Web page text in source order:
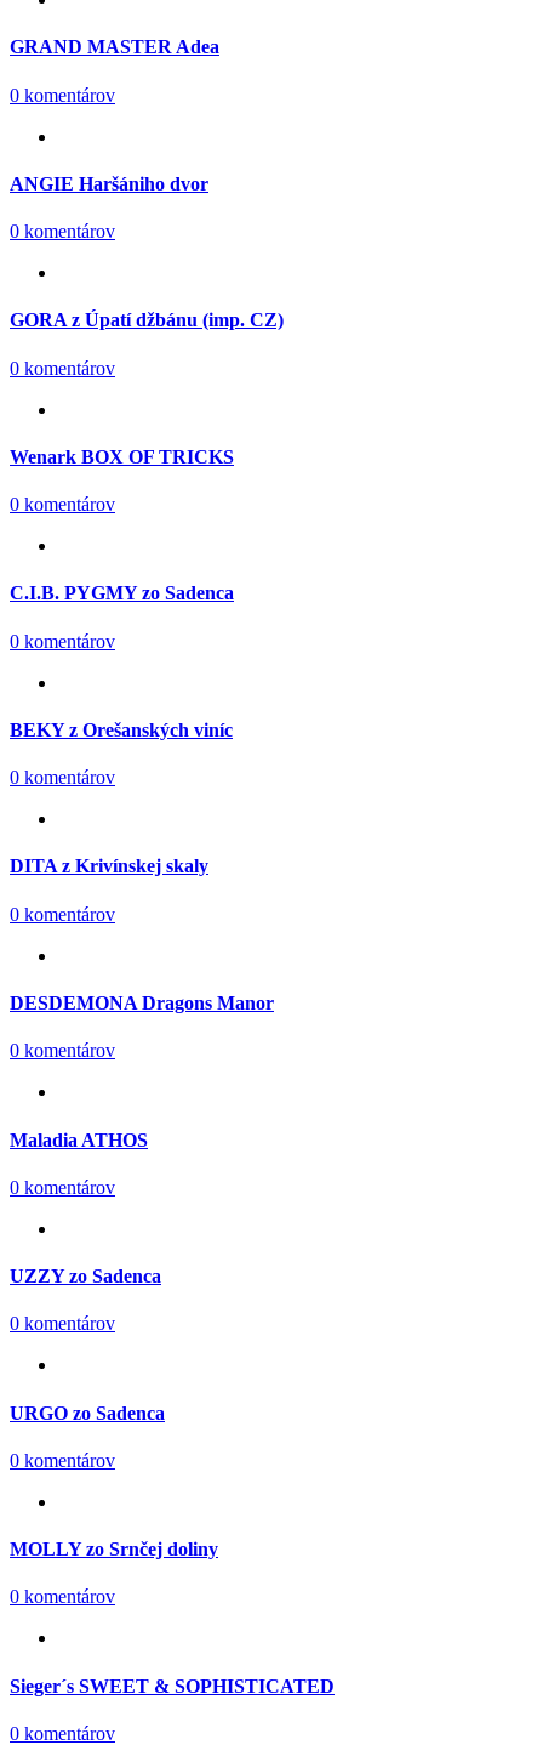
GRAND MASTER Adea
0 komentárov
ANGIE Haršániho dvor
0 komentárov
GORA z Úpatí džbánu (imp. CZ)
0 komentárov
Wenark BOX OF TRICKS
0 komentárov
C.I.B. PYGMY zo Sadenca
0 komentárov
BEKY z Orešanských viníc
0 komentárov
DITA z Krivínskej skaly
0 komentárov
DESDEMONA Dragons Manor
0 komentárov
Maladia ATHOS
0 komentárov
UZZY zo Sadenca
0 komentárov
URGO zo Sadenca
0 komentárov
MOLLY zo Srnčej doliny
0 komentárov
Sieger´s SWEET & SOPHISTICATED
0 komentárov